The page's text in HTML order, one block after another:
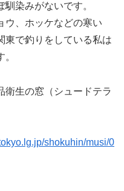
染みがないです。
ウ、ホッケなどの寒い
東で釣りをしている私は
生の窓（シュードテラ
shokuhin/musi/0